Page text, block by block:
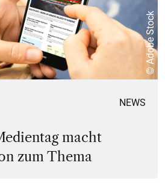
© Adobe Stock
NEWS
macht
zum Thema